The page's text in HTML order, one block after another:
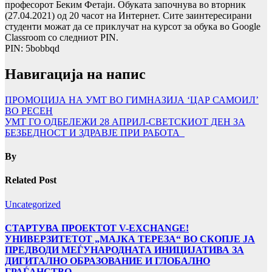
професорот Беким Фетаји. Обуката започнува во вторник
(27.04.2021) од 20 часот на Интернет. Сите заинтересирани
студенти можат да се приклучат на курсот за обука во Google
Classroom со следниот PIN.
PIN: 5bobbqd
Навигација на напис
ПРОМОЦИЈА НА УМТ ВО ГИМНАЗИЈА ‘ЦАР САМОИЛ’
ВО РЕСЕН
УМТ ГО ОДБЕЛЕЖИ 28 АПРИЛ-СВЕТСКИОТ ДЕН ЗА
БЕЗБЕДНОСТ И ЗДРАВЈЕ ПРИ РАБОТА
By
Related Post
Uncategorized
СТАРТУВА ПРОЕКТОТ V-EXCHANGE!
УНИВЕРЗИТЕТОТ „МАЈКА ТЕРЕЗА“ ВО СКОПЈЕ ЈА
ПРЕДВОДИ МЕЃУНАРОДНАТА ИНИЦИЈАТИВА ЗА
ДИГИТАЛНО ОБРАЗОВАНИЕ И ГЛОБАЛНО